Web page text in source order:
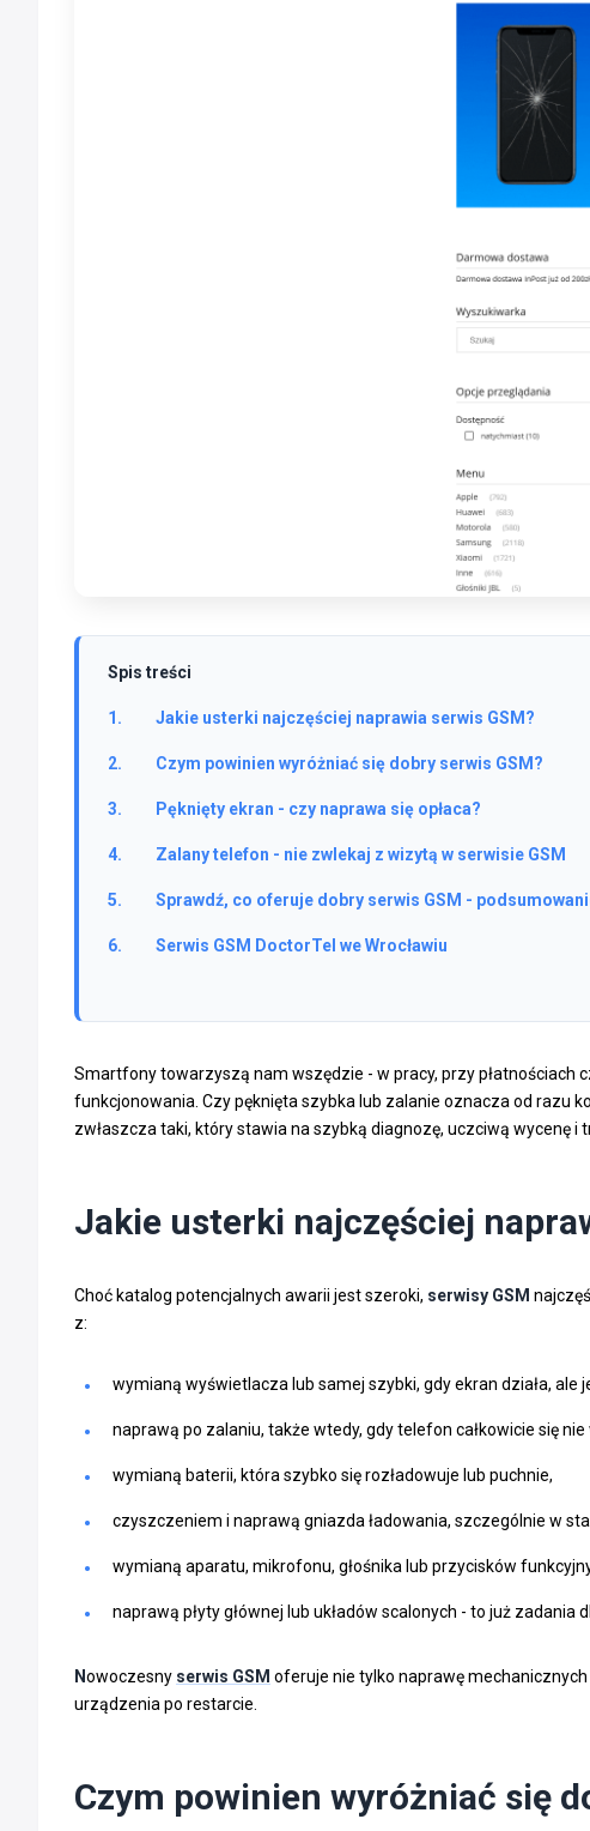
Spis treści
Jakie usterki najczęściej naprawia serwis GSM?
Czym powinien wyróżniać się dobry serwis GSM?
Pęknięty ekran - czy naprawa się opłaca?
Zalany telefon - nie zwlekaj z wizytą w serwisie GSM
Sprawdź, co oferuje dobry serwis GSM -
Serwis GSM DoctorTel we Wrocławiu
Smartfony towarzyszą nam wszędzie - w pracy, przy płatnościach
funkcjonowania. Czy pęknięta szybka lub zalanie oznacza od razu
zwłaszcza taki, który stawia na szybką diagnozę, uczciwą wycenę i
Jakie usterki najczęściej
Choć katalog potencjalnych awarii jest szeroki, serwisy GSM
z:
wymianą wyświetlacza lub samej szybki, gdy ekran działa, ale
naprawą po zalaniu, także wtedy, gdy telefon całkowicie się nie
wymianą baterii, która szybko się rozładowuje lub puchnie,
czyszczeniem i naprawą gniazda ładowania, szczególnie w
wymianą aparatu, mikrofonu, głośnika lub przycisków
naprawą płyty głównej lub układów scalonych - to już zadania
Nowoczesny serwis GSM oferuje nie tylko naprawę
urządzenia po restarcie.
Czym powinien wyróżniać się